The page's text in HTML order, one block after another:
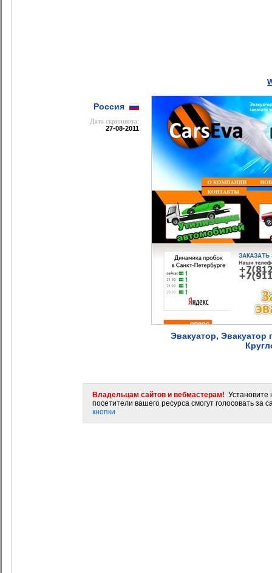
Россия
Дата cкриншота:
27-08-2011
Эвакуатор, Эвакуатор
Владельцам сайтов и вебмастерам! Установите
посетители вашего ресурса смогут голосовать за
кнопки